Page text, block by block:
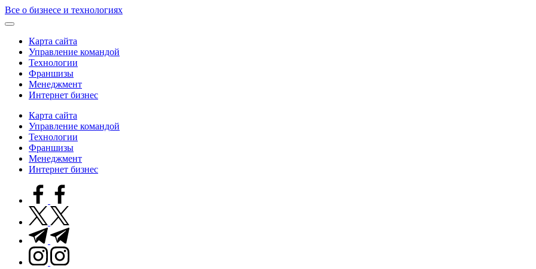
Skip
to
Все о бизнесе и технологиях
Карта сайта
Управление командой
Технологии
Франшизы
Менеджмент
Интернет бизнес
Карта сайта
Управление командой
Технологии
Франшизы
Менеджмент
Интернет бизнес
facebook.com
twitter.com
t.me
instagram.com